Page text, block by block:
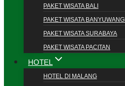
PAKET WISATA BALI
PAKET WISATA BANYUWANGI
PAKET WISATA SURABAYA
PAKET WISATA PACITAN
HOTEL
HOTEL DI MALANG